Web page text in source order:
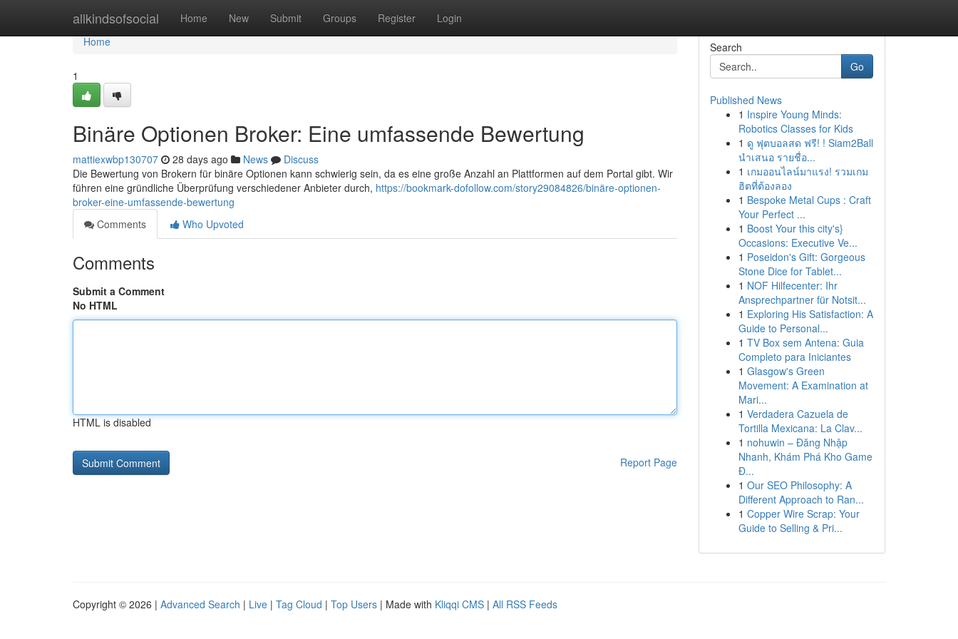
allkindsofsocial Home New Submit Groups Register Login
Home
Home
1
Binäre Optionen Broker: Eine umfassende Bewertung
mattiexwbp130707 28 days ago News
Discuss
Die Bewertung von Brokern für binäre Optionen kann schwierig sein, da es eine große Anzahl an Plattformen auf dem Portal gibt. Wir
führen eine gründliche Überprüfung verschiedener Anbieter durch, https://bookmark-dofollow.com/story29084826/binäre-optionen-
broker-eine-umfassende-bewertung
Comments
Who Upvoted
Comments
Submit a Comment
No HTML
HTML is disabled
Report Page
Search
Go
Published News
1 Inspire Young Minds:
Robotics Classes for Kids
1 ดู ฟุตบอลสด ฟรี! ! Siam2Ball
นำเสนอ รายชื่อ...
1 เกมออนไลน์มาแรง! รวมเกม
ฮิตที่ต้องลอง
1 Bespoke Metal Cups : Craft
Your Perfect ...
1 Boost Your this city's}
Occasions: Executive Ve...
1 Poseidon's Gift: Gorgeous
Stone Dice for Tablet...
1 NOF Hilfecenter: Ihr
Ansprechpartner für Notsit...
1 Exploring His Satisfaction: A
Guide to Personal...
1 TV Box sem Antena: Guia
Completo para Iniciantes
1 Glasgow's Green
Movement: A Examination at
Mari...
1 Verdadera Cazuela de
Tortilla Mexicana: La Clav...
1 nohuwin – Đăng Nhập
Nhanh, Khám Phá Kho Game
Đ...
1 Our SEO Philosophy: A
Different Approach to Ran...
1 Copper Wire Scrap: Your
Guide to Selling & Pri...
Copyright © 2026 | Advanced Search | Live | Tag Cloud | Top Users | Made with Kliqqi CMS | All RSS Feeds